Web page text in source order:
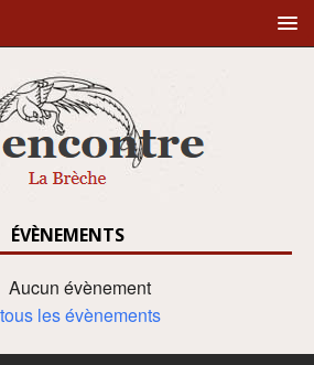
ÉVÈNEMENTS
Aucun évènement
tous les évènements